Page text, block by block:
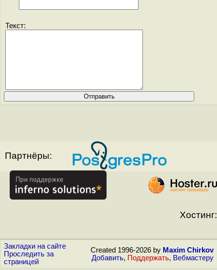
Текст:
Партнёры:
Хостинг:
Закладки на сайте
Проследить за
страницей
Created 1996-2026 by Maxim Chirkov
Добавить, Поддержать, Вебмастеру